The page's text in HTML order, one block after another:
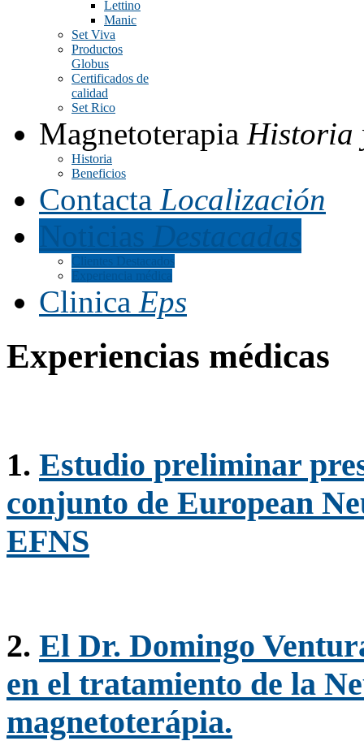
Lettino
Manic
Set Viva
Productos
Globus
Certificados de
calidad
Set Rico
Magnetoterapia Historia
Historia
Beneficios
Contacta Localización
Noticias Destacadas
Clientes Destacados
Experiencia médica
Clinica Eps
Experiencias médicas
1. Estudio preliminar
conjunto de European
EFNS
2. El Dr. Domingo
en el tratamiento de la
magnetoterápia.